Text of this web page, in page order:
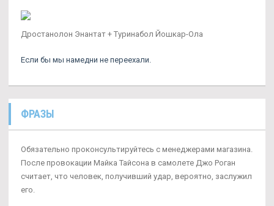
Дростанолон Энантат + Туринабол Йошкар-Ола
Если бы мы намедни не переехали.
ФРАЗЫ
Обязательно проконсультируйтесь с менеджерами магазина.
После провокации Майка Тайсона в самолете Джо Роган
считает, что человек, получивший удар, вероятно, заслужил
его.